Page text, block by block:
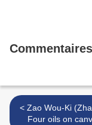
Commentaires
< Zao Wou-Ki (Zhao Wuji),
Four oils on